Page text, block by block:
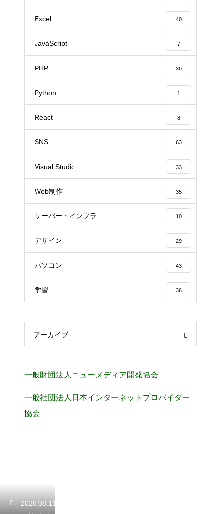
Excel 40
JavaScript 7
PHP 30
Python 1
React 8
SNS 63
Visual Studio 33
Web制作 35
サーバー・インフラ 10
デザイン 29
パソコン 43
学習 36
アーカイブ
一般財団法人ニューメディア開発協会
一般社団法人日本インターネットプロバイダー
協会
2026.08.11